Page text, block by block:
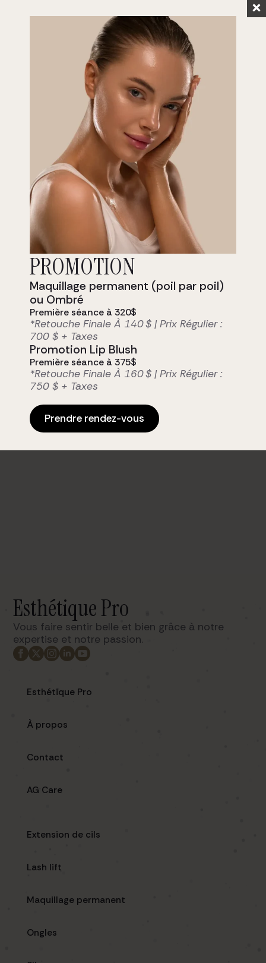
Quantity
Add to Cart
Add to Cart
Prête à rayonner?
Notre clientèle, soucieuse de son
apparence fait confiance à notre
équipe d’expérience pour leur
mise en beauté, ou leurs soins
esthétiques des plus
personnalisés.
Prendre rendez-vous
Esthétique Pro
Vous faire sentir belle et bien grâce à notre
expertise et notre passion. ​
Esthétique Pro
À propos
Contact
AG Care
Extension de cils
Lash lift
Maquillage permanent
Ongles
PROMOTION
Maquillage permanent (poil par poil)
ou Ombré
Première séance à 320$
*Retouche Finale À 140 $ | Prix Régulier :
700 $ + Taxes
Promotion Lip Blush
Première séance à 375$
*Retouche Finale À 160 $ | Prix Régulier :
750 $ + Taxes
Prendre rendez-vous